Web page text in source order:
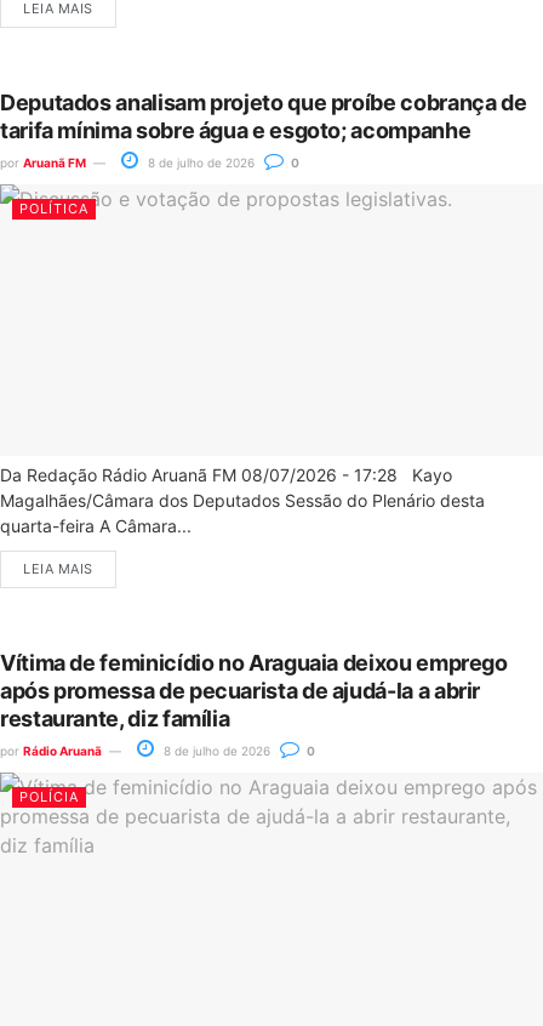
LEIA MAIS
Deputados analisam projeto que proíbe cobrança de
tarifa mínima sobre água e esgoto; acompanhe
por Aruanã FM 8 de julho de 2026 0
POLÍTICA
Da Redação Rádio Aruanã FM 08/07/2026 - 17:28 Kayo
Magalhães/Câmara dos Deputados Sessão do Plenário desta
quarta-feira A Câmara...
LEIA MAIS
Vítima de feminicídio no Araguaia deixou emprego
após promessa de pecuarista de ajudá-la a abrir
restaurante, diz família
por Rádio Aruanã 8 de julho de 2026 0
POLÍCIA